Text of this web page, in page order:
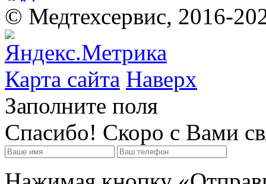
© Медтехсервис, 2016-
Карта сайта Наверх
Заполните поля
Спасибо! Скоро с Вами